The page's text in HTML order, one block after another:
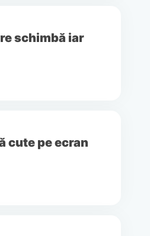
schimbă iar
cute pe ecran